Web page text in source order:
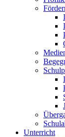
Unterricht